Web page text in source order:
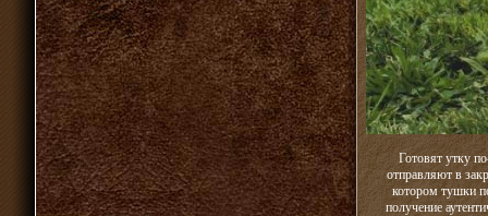
Готовят утку
отправляют в
котором тушки
получение